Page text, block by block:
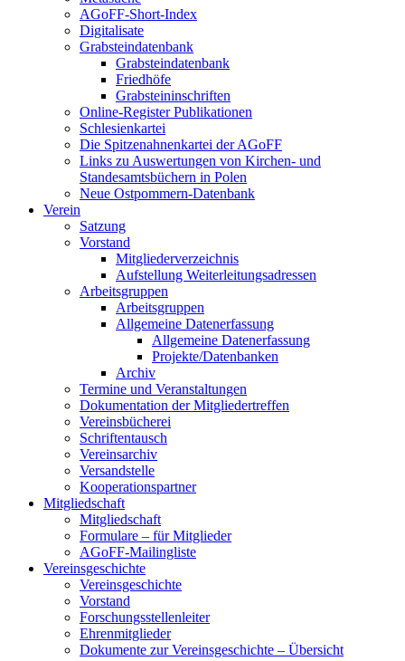
AGoFF-Short-Index
Digitalisate
Grabsteindatenbank
Grabsteindatenbank
Friedhöfe
Grabsteininschriften
Online-Register Publikationen
Schlesienkartei
Die Spitzenahnenkartei der AGoFF
Links zu Auswertungen von Kirchen- und
Standesamtsbüchern in Polen
Neue Ostpommern-Datenbank
Verein
Satzung
Vorstand
Mitgliederverzeichnis
Aufstellung Weiterleitungsadressen
Arbeitsgruppen
Arbeitsgruppen
Allgemeine Datenerfassung
Allgemeine Datenerfassung
Projekte/Datenbanken
Archiv
Termine und Veranstaltungen
Dokumentation der Mitgliedertreffen
Vereinsbücherei
Schriftentausch
Vereinsarchiv
Versandstelle
Kooperationspartner
Mitgliedschaft
Mitgliedschaft
Formulare – für Mitglieder
AGoFF-Mailingliste
Vereinsgeschichte
Vereinsgeschichte
Vorstand
Forschungsstellenleiter
Ehrenmitglieder
Dokumente zur Vereinsgeschichte – Übersicht